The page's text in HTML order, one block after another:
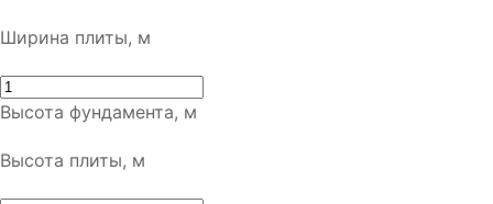
Ширина плиты, м
Высота фундамента, м
Высота плиты, м